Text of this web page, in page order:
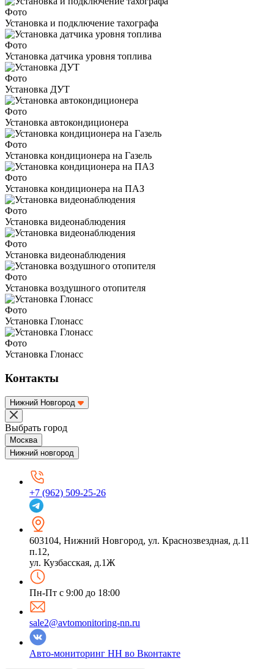
Фото
Установка и подключение тахографа
Фото
Установка датчика уровня топлива
Фото
Установка ДУТ
Фото
Установка автокондиционера
Фото
Установка кондиционера на Газель
Фото
Установка кондиционера на ПАЗ
Фото
Установка видеонаблюдения
Фото
Установка видеонаблюдения
Фото
Установка воздушного отопителя
Фото
Установка Глонасс
Фото
Установка Глонасс
Контакты
Нижний Новгород
Выбрать город
Москва
Нижний новгород
+7 (962) 509-25-26
603104, Нижний Новгород, ул. Краснозвездная, д.11
п.12,
ул. Кузбасская, д.1Ж
Пн-Пт с 9:00 до 18:00
sale2@avtomonitoring-nn.ru
Авто-мониторинг НН во Вконтакте